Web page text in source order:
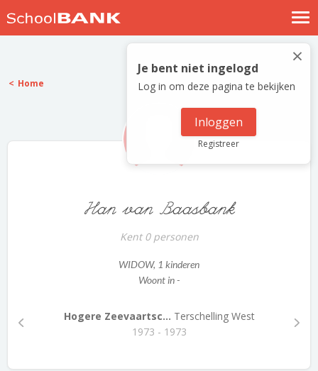
Nostalgische verhalen
Log in
Meld je gratis aan
×
Je bent niet ingelogd
Log in om deze pagina te bekijken
Inloggen
Registreer
Home
Han van Baasbank
Kent 0 personen
WIDOW, 1 kinderen
Woont in -
Hogere Zeevaartsc... Terschelling West
1973 - 1973